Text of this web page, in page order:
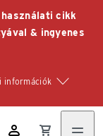
cikk
& ingyenes
információk